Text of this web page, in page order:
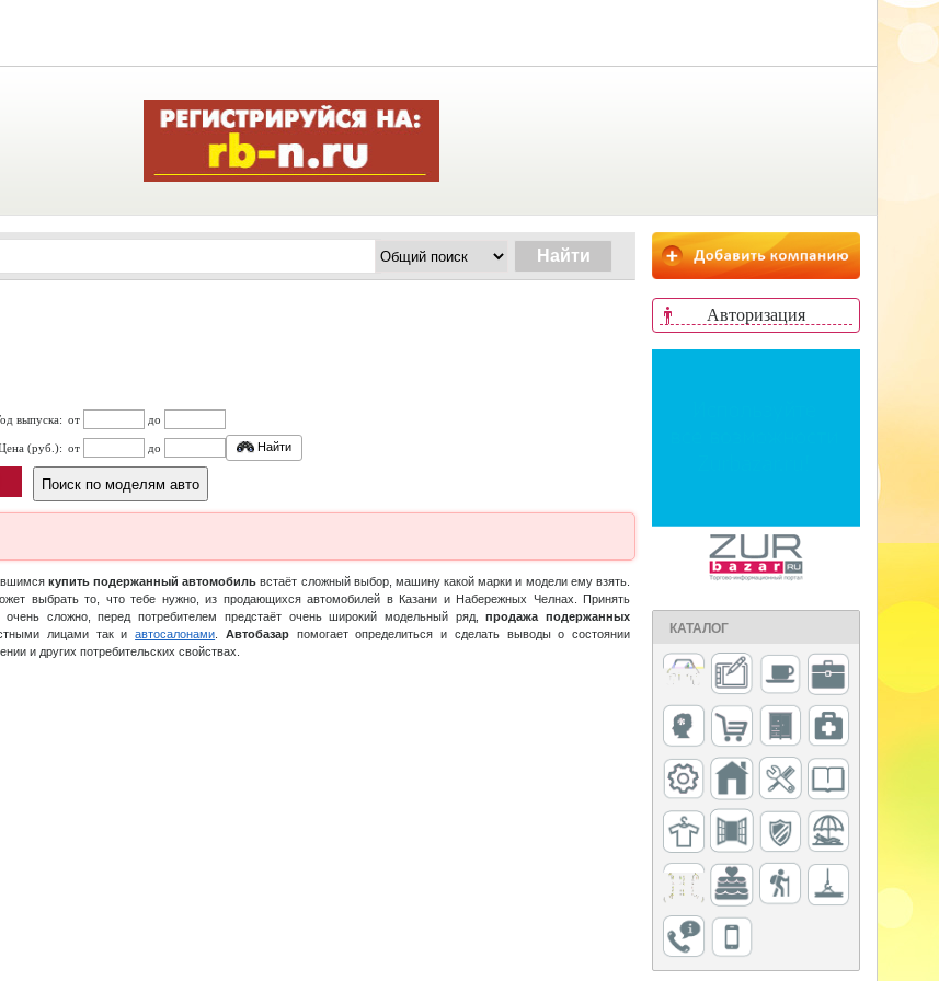
Авторизация
КАТАЛОГ
выпуска: от до
(руб.): от до Найти
Поиск по моделям авто
купить подержанный автомобиль встаёт сложный выбор, машину какой марки и модели ему взять.
выбрать то, что тебе нужно, из продающихся автомобилей в Казани и Набережных Челнах. Принять
очень сложно, перед потребителем предстаёт очень широкий модельный ряд,продажа подержанных
лицами так иавтосалонами Автобазарпомогает определиться и сделать выводы о состоянии
и других потребительских свойствах.